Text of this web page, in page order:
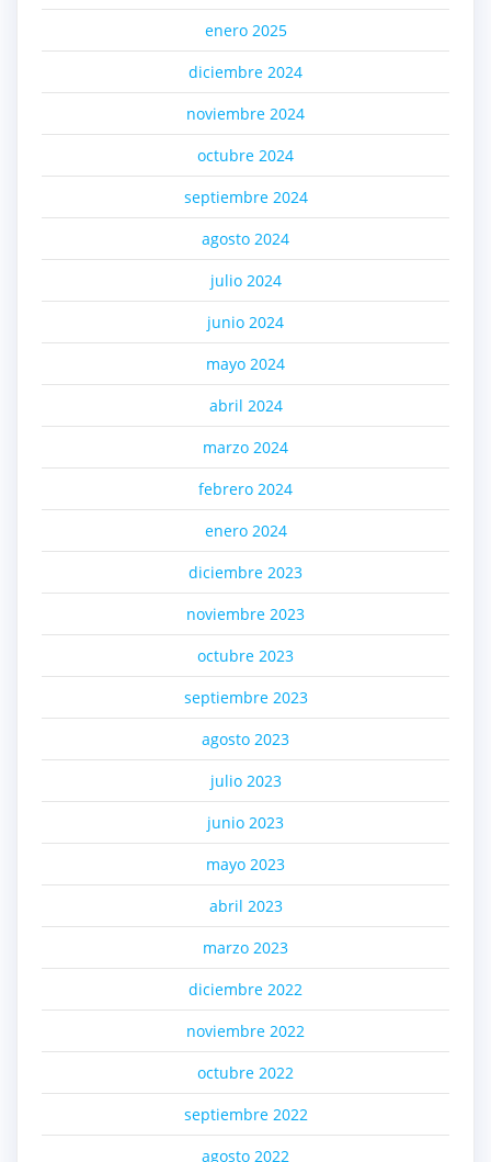
enero 2025
diciembre 2024
noviembre 2024
octubre 2024
septiembre 2024
agosto 2024
julio 2024
junio 2024
mayo 2024
abril 2024
marzo 2024
febrero 2024
enero 2024
diciembre 2023
noviembre 2023
octubre 2023
septiembre 2023
agosto 2023
julio 2023
junio 2023
mayo 2023
abril 2023
marzo 2023
diciembre 2022
noviembre 2022
octubre 2022
septiembre 2022
agosto 2022